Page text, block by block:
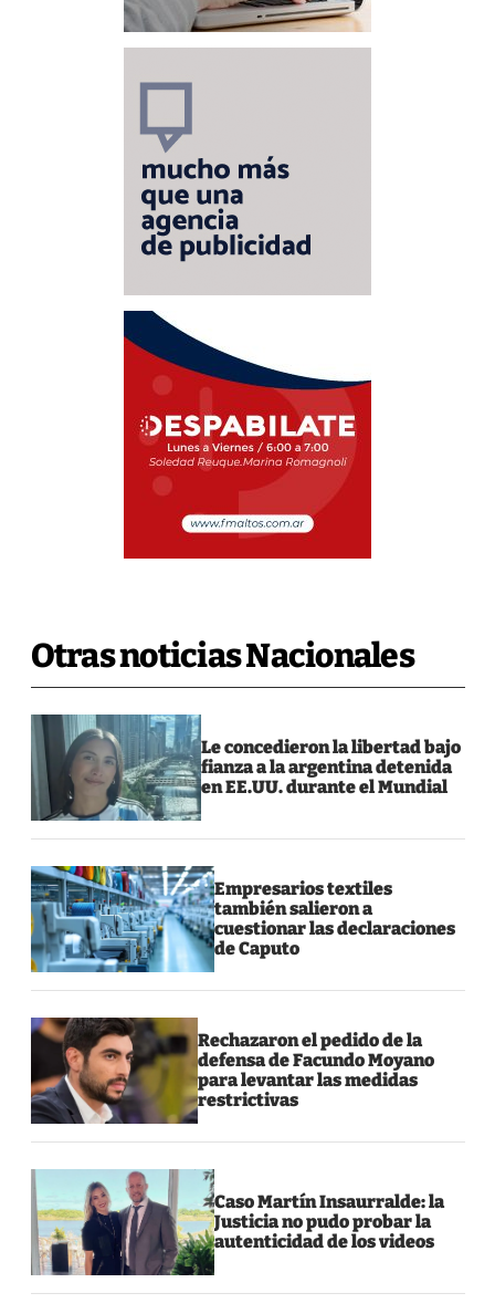
Otras noticias Nacionales
Le concedieron la libertad bajo
fianza a la argentina detenida
en EE.UU. durante el Mundial
Empresarios textiles
también salieron a
cuestionar las declaraciones
de Caputo
Rechazaron el pedido de la
defensa de Facundo Moyano
para levantar las medidas
restrictivas
Caso Martín Insaurralde: la
Justicia no pudo probar la
autenticidad de los videos